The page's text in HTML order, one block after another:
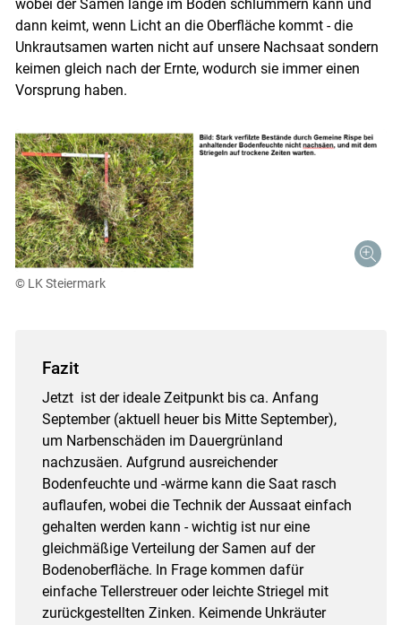
wobei der Samen lange im Boden schlummern kann und
dann keimt, wenn Licht an die Oberfläche kommt - die
Unkrautsamen warten nicht auf unsere Nachsaat sondern
keimen gleich nach der Ernte, wodurch sie immer einen
Vorsprung haben.
© LK Steiermark
Fazit
Jetzt ist der ideale Zeitpunkt bis ca. Anfang
September (aktuell heuer bis Mitte September),
um Narbenschäden im Dauergrünland
nachzusäen. Aufgrund ausreichender
Bodenfeuchte und -wärme kann die Saat rasch
auflaufen, wobei die Technik der Aussaat einfach
gehalten werden kann - wichtig ist nur eine
gleichmäßige Verteilung der Samen auf der
Bodenoberfläche. In Frage kommen dafür
einfache Tellerstreuer oder leichte Striegel mit
zurückgestellten Zinken. Keimende Unkräuter